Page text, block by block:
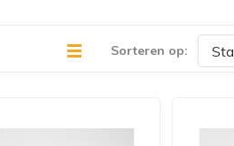
Sorteren op: